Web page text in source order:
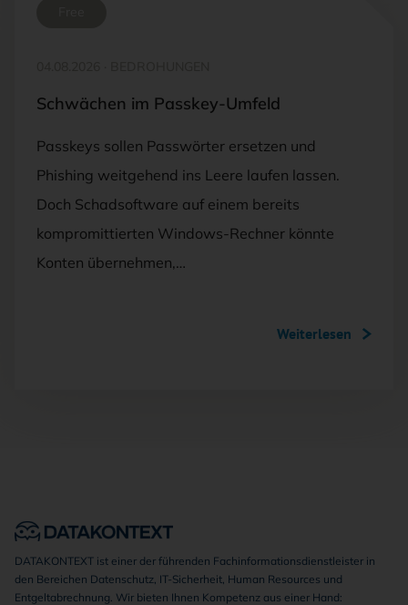
Schwächen im Passkey-Umfeld
Passkeys sollen Passwörter ersetzen und
Phishing weitgehend ins Leere laufen lassen.
Doch Schadsoftware auf einem bereits
kompromittierten Windows-Rechner könnte
Konten übernehmen,…
Weiterlesen
DATAKONTEXT ist einer der führenden Fachinformationsdienstleister in
den Bereichen Datenschutz, IT-Sicherheit, Human Resources und
Entgeltabrechnung. Wir bieten Ihnen Kompetenz aus einer Hand: